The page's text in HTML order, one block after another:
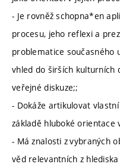
- Je rovněž schopna*en
procesu, jeho reflexi a
problematice současného
vhled do širších kulturních
veřejné diskuze;;
- Dokáže artikulovat
základě hluboké orientace
- Má znalosti z vybraných
věd relevantních z